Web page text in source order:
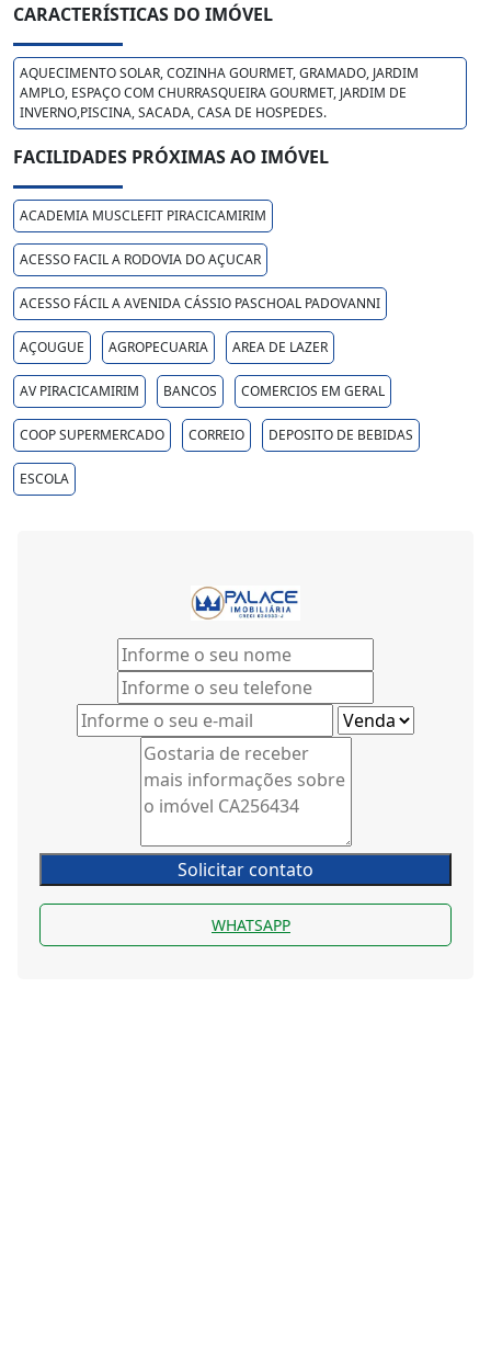
CARACTERÍSTICAS DO IMÓVEL
AQUECIMENTO SOLAR, COZINHA GOURMET, GRAMADO, JARDIM
AMPLO, ESPAÇO COM CHURRASQUEIRA GOURMET, JARDIM DE
INVERNO,PISCINA, SACADA, CASA DE HOSPEDES.
FACILIDADES PRÓXIMAS AO IMÓVEL
ACADEMIA MUSCLEFIT PIRACICAMIRIM
ACESSO FACIL A RODOVIA DO AÇUCAR
ACESSO FÁCIL A AVENIDA CÁSSIO PASCHOAL PADOVANNI
AÇOUGUE AGROPECUARIA AREA DE LAZER
AV PIRACICAMIRIM BANCOS COMERCIOS EM GERAL
COOP SUPERMERCADO CORREIO DEPOSITO DE BEBIDAS
ESCOLA
Solicitar contato
WHATSAPP